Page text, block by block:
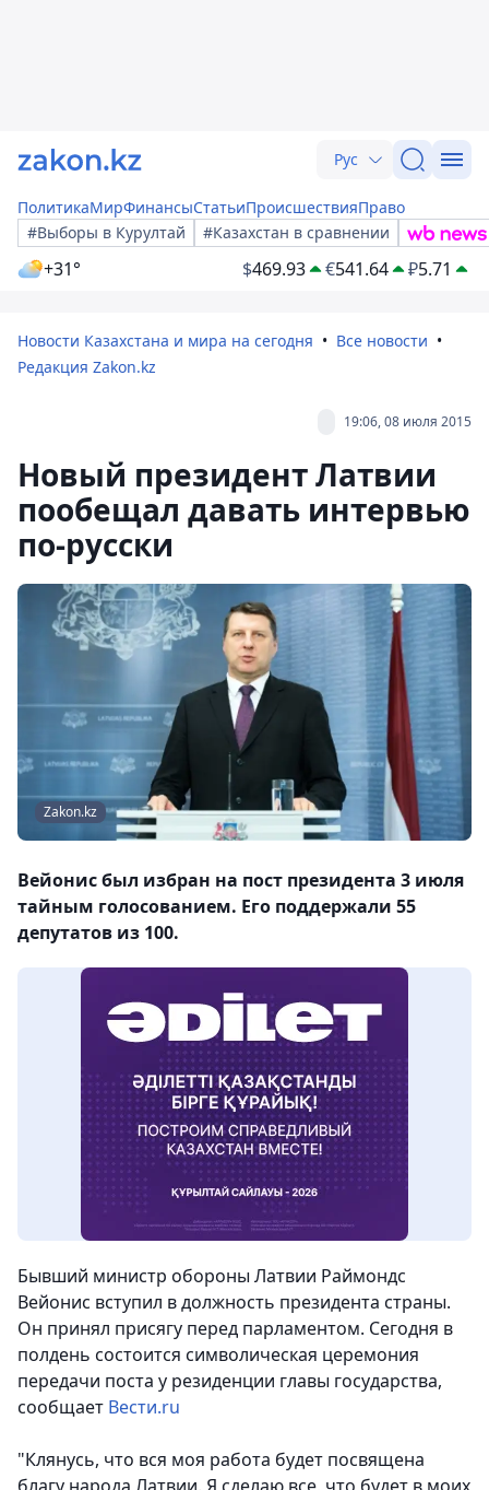
Рус
ПолитикаМирФинансыСтатьиПроисшествияПраво
#Выборы в Курултай
#Казахстан в сравнении
+31° $469.93 €541.64 ₽5.71
Новости Казахстана и мира на сегодня
Все новости
Редакция Zakon.kz
19:06, 08 июля 2015
Новый президент Латвии
пообещал давать интервью
по-русски
Zakon.kz
Вейонис был избран на пост президента 3 июля
тайным голосованием. Его поддержали 55
депутатов из 100.
Бывший министр обороны Латвии Раймондс
Вейонис вступил в должность президента страны.
Он принял присягу перед парламентом. Сегодня в
полдень состоится символическая церемония
передачи поста у резиденции главы государства,
сообщает Вести.ru
"Клянусь, что вся моя работа будет посвящена